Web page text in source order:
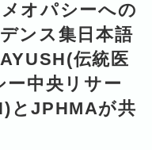
オパシーへの
ンス集日本語
伝統医
ー中央リサー
とJPHMAが共